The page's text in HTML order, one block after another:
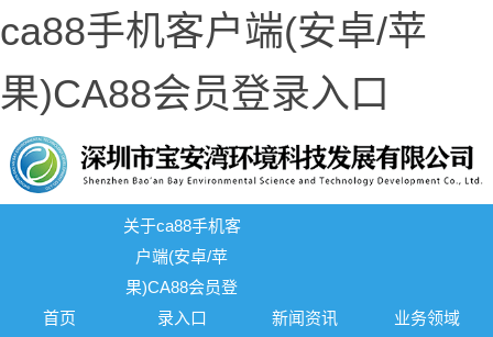
ca88手机客户端(安卓/苹
果)CA88会员登录入口
首页
关于ca88手机客
户端(安卓/苹
果)CA88会员登
录入口
新闻资讯 业务领域